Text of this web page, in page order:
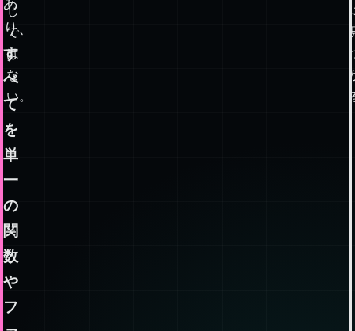
つ
い
て
で
あ
り、
す
て
を
単
一
の
る
舞
い」
と
同
じ
で
は
な
い。